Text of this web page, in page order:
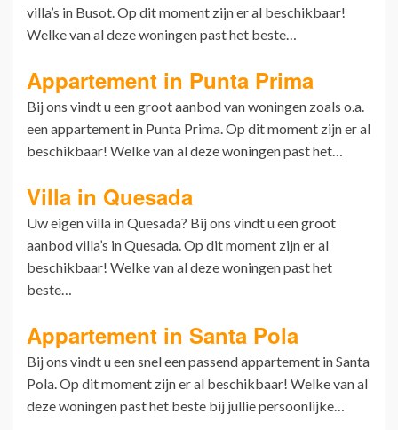
villa’s in Busot. Op dit moment zijn er al beschikbaar!
Welke van al deze woningen past het beste…
Appartement in Punta Prima
Bij ons vindt u een groot aanbod van woningen zoals o.a.
een appartement in Punta Prima. Op dit moment zijn er al
beschikbaar! Welke van al deze woningen past het…
Villa in Quesada
Uw eigen villa in Quesada? Bij ons vindt u een groot
aanbod villa’s in Quesada. Op dit moment zijn er al
beschikbaar! Welke van al deze woningen past het
beste…
Appartement in Santa Pola
Bij ons vindt u een snel een passend appartement in Santa
Pola. Op dit moment zijn er al beschikbaar! Welke van al
deze woningen past het beste bij jullie persoonlijke…